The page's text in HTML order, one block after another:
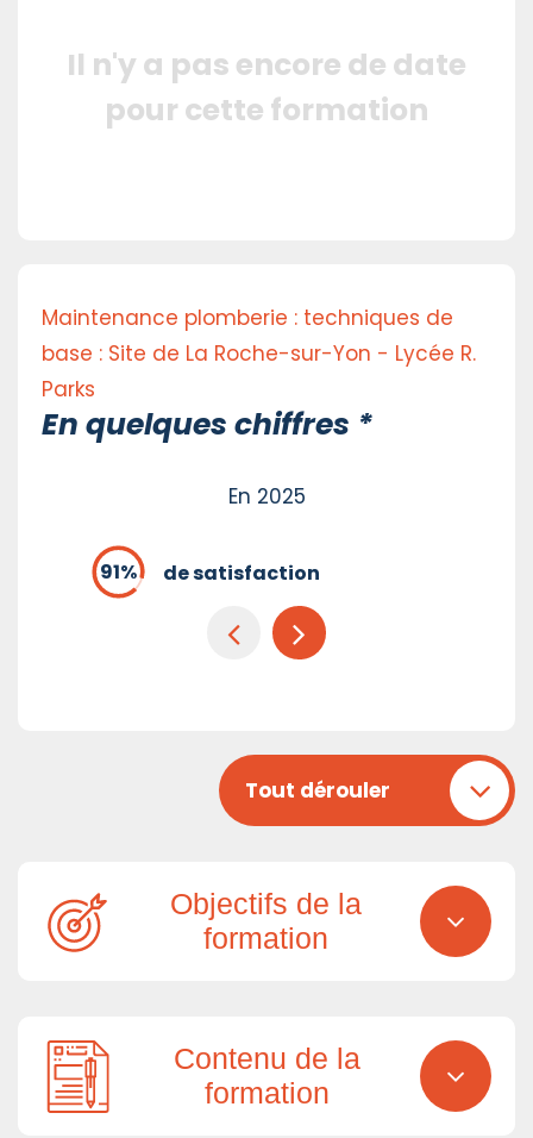
Il n'y a pas encore de date
pour cette formation
Maintenance plomberie : techniques de
base : Site de La Roche-sur-Yon - Lycée R.
Parks
En quelques chiffres *
En 2025
de satisfaction
Tout dérouler
Objectifs de la
formation
Contenu de la
formation